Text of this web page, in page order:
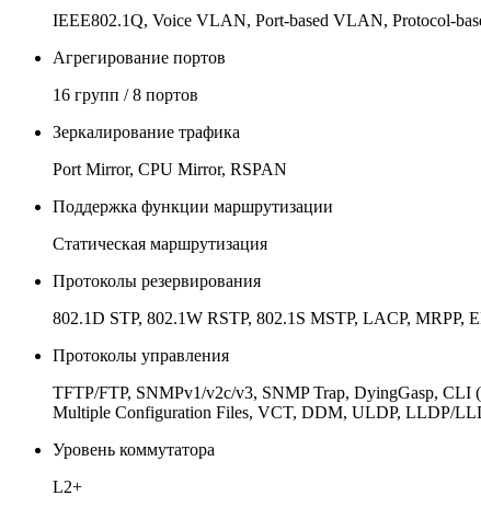
IEEE802.1Q, Voice VLAN, Port-based VLAN, Protocol-
Агрегирование портов
16 групп / 8 портов
Зеркалирование трафика
Port Mirror, CPU Mirror, RSPAN
Поддержка функции маршрутизации
Статическая маршрутизация
Протоколы резервирования
802.1D STP, 802.1W RSTP, 802.1S MSTP, LACP, MRPP,
Протоколы управления
TFTP/FTP, SNMPv1/v2c/v3, SNMP Trap, DyingGasp, CLI
Multiple Configuration Files, VCT, DDM, ULDP, LLDP/
Уровень коммутатора
L2+